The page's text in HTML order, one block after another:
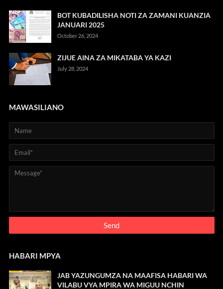
BOT KUBADILISHA NOTI ZA ZAMANI KUANZIA
JANUARI 2025
October 26, 2024
ZIJUE AINA ZA MIKATABA YA KAZI
July 28, 2024
MAWASILIANO
HABARI MPYA
JAB YAZUNGUMZA NA MAAFISA HABARI WA
VILABU VYA MPIRA WA MIGUU NCHIN